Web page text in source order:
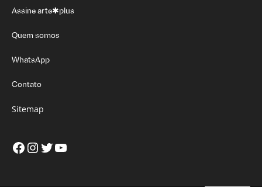
Assine arte✱plus
Quem somos
WhatsApp
Contato
Sitemap
Facebook
Instagram
Twitter
Youtube